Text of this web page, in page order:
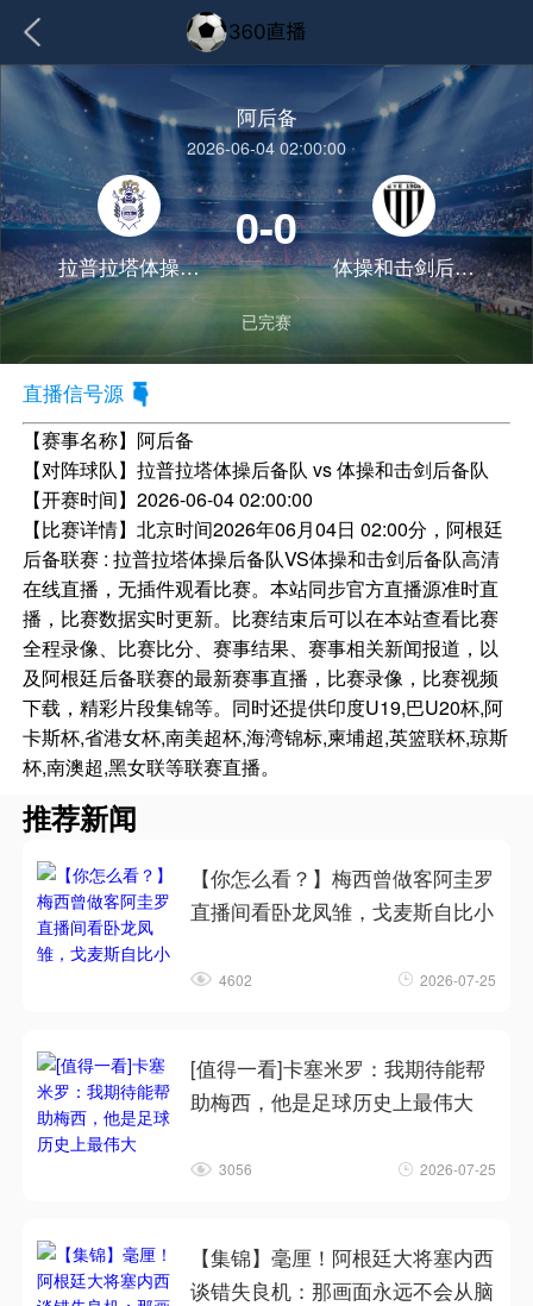
阿后备
2026-06-04 02:00:00
拉普拉塔体操后备队
0-0
体操和击剑后备队
已完赛
直播信号源
【赛事名称】 阿后备
【对阵球队】拉普拉塔体操后备队 vs 体操和击剑后备队
【开赛时间】2026-06-04 02:00:00
【比赛详情】北京时间2026年06月04日 02:00分，阿根廷
后备联赛 : 拉普拉塔体操后备队VS体操和击剑后备队高清
在线直播，无插件观看比赛。本站同步官方直播源准时直
播，比赛数据实时更新。比赛结束后可以在本站查看比赛
全程录像、比赛比分、赛事结果、赛事相关新闻报道，以
及阿根廷后备联赛的最新赛事直播，比赛录像，比赛视频
下载，精彩片段集锦等。同时还提供印度U19,巴U20杯,阿
卡斯杯,省港女杯,南美超杯,海湾锦标,柬埔超,英篮联杯,琼斯
杯,南澳超,黑女联等联赛直播。
推荐新闻
【你怎么看？】梅西曾做客阿圭罗
直播间看卧龙凤雏，戈麦斯自比小
4602 2026-07-25
[值得一看]卡塞米罗：我期待能帮
助梅西，他是足球历史上最伟大
3056 2026-07-25
【集锦】毫厘！阿根廷大将塞内西
谈错失良机：那画面永远不会从脑